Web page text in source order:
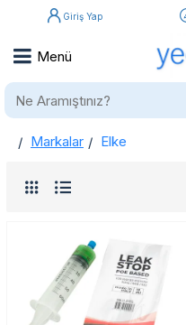
Giriş Yap
Ne
home
Markalar Elke